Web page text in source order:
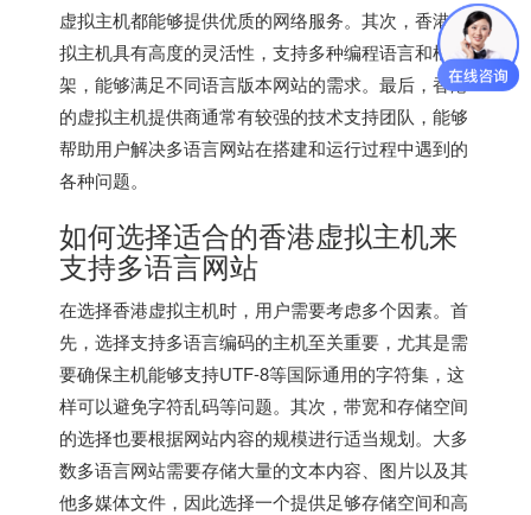
虚拟主机都能够提供优质的网络服务。其次，香港虚
拟主机具有高度的灵活性，支持多种编程语言和框
架，能够满足不同语言版本网站的需求。最后，香港
的虚拟主机提供商通常有较强的技术支持团队，能够
帮助用户解决多语言网站在搭建和运行过程中遇到的
各种问题。
如何选择适合的香港虚拟主机来
支持多语言网站
在选择香港虚拟主机时，用户需要考虑多个因素。首
先，选择支持多语言编码的主机至关重要，尤其是需
要确保主机能够支持UTF-8等国际通用的字符集，这
样可以避免字符乱码等问题。其次，带宽和存储空间
的选择也要根据网站内容的规模进行适当规划。大多
数多语言网站需要存储大量的文本内容、图片以及其
他多媒体文件，因此选择一个提供足够存储空间和高